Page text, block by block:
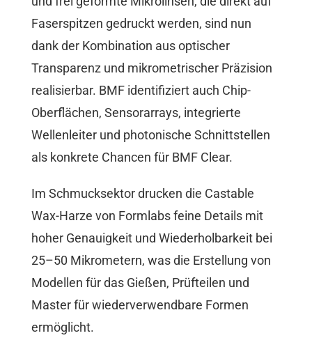
Faserspitzen gedruckt werden, sind nun
dank der Kombination aus optischer
Transparenz und mikrometrischer Präzision
realisierbar. BMF identifiziert auch Chip-
Oberflächen, Sensorarrays, integrierte
Wellenleiter und photonische Schnittstellen
als konkrete Chancen für BMF Clear.
Im Schmucksektor drucken die Castable
Wax-Harze von Formlabs feine Details mit
hoher Genauigkeit und Wiederholbarkeit bei
25–50 Mikrometern, was die Erstellung von
Modellen für das Gießen, Prüfteilen und
Master für wiederverwendbare Formen
ermöglicht.